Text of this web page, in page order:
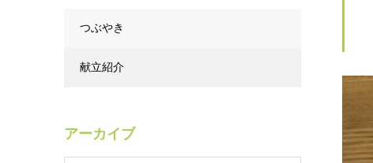
つぶやき
献立紹介
アーカイブ